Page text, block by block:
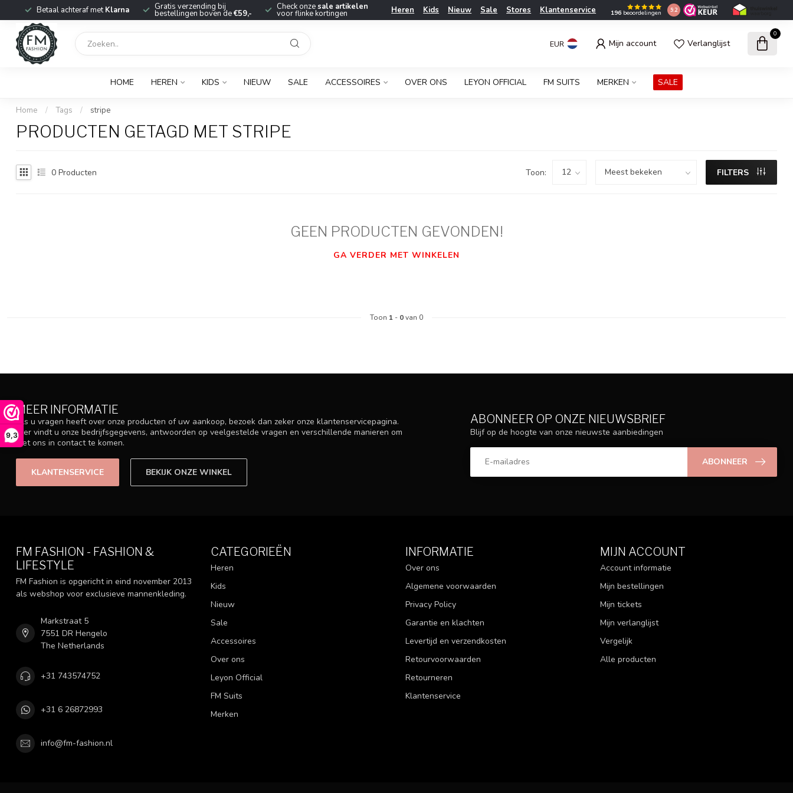
9,3
Betaal achteraf metKlarna Gratis verzending bij
bestellingen boven de€59,-
Check onzesale artikelen
voor flinke kortingen Heren Kids Nieuw Sale Stores Klantenservice 196 beoordelingen 9.2
EUR Mijn account Verlanglijst
0
HOME HEREN KIDS NIEUW SALE ACCESSOIRES OVER ONS LEYON OFFICIAL FM SUITS MERKEN SALE
Home / Tags / stripe
PRODUCTEN GETAGD MET STRIPE
0 Producten Toon: FILTERS
GEEN PRODUCTEN GEVONDEN!
GA VERDER MET WINKELEN
Toon 1 - 0van 0
MEER INFORMATIE
Als u vragen heeft over onze producten of uw aankoop, bezoek dan zeker onze klantenservicepagina.
Hier vindt u onze bedrijfsgegevens, antwoorden op veelgestelde vragen en verschillende manieren om
met ons in contact te komen.
KLANTENSERVICE BEKIJK ONZE WINKEL
ABONNEER OP ONZE NIEUWSBRIEF
Blijf op de hoogte van onze nieuwste aanbiedingen
ABONNEER
FM FASHION - FASHION &
LIFESTYLE
FM Fashion is opgericht in eind november 2013
als webshop voor exclusieve mannenkleding.
Markstraat 5
7551 DR Hengelo
The Netherlands
+31 743574752
+31 6 26872993
info@fm-fashion.nl
CATEGORIEËN
Heren
Kids
Nieuw
Sale
Accessoires
Over ons
Leyon Official
FM Suits
Merken
INFORMATIE
Over ons
Algemene voorwaarden
Privacy Policy
Garantie en klachten
Levertijd en verzendkosten
Retourvoorwaarden
Retourneren
Klantenservice
MIJN ACCOUNT
Account informatie
Mijn bestellingen
Mijn tickets
Mijn verlanglijst
Vergelijk
Alle producten